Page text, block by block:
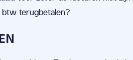
btw terugbetalen?